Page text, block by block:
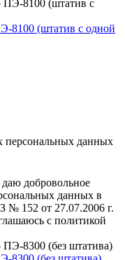
8100 (штатив с одной
персональных данных
добровольное
данных в
№ 152 от 27.07.2006 г.
с политикой